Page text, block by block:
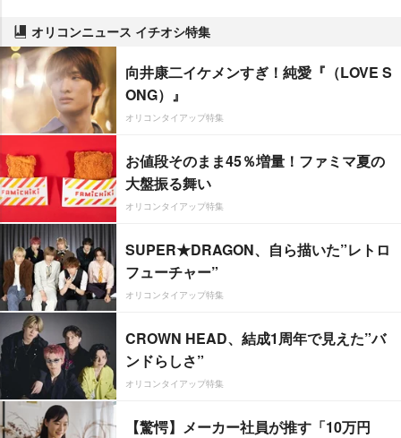
オリコンニュース イチオシ特集
向井康二イケメンすぎ！純愛『（LOVE S
ONG）』
オリコンタイアップ特集
お値段そのまま45％増量！ファミマ夏の
大盤振る舞い
オリコンタイアップ特集
SUPER★DRAGON、自ら描いた”レトロ
フューチャー”
オリコンタイアップ特集
CROWN HEAD、結成1周年で見えた”バ
ンドらしさ”
オリコンタイアップ特集
【驚愕】メーカー社員が推す「10万円